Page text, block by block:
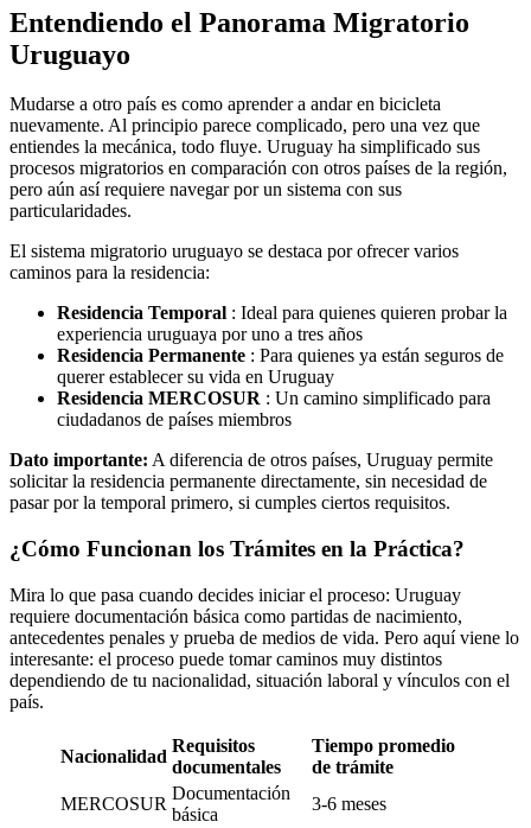
Entendiendo el Panorama Migratorio
Uruguayo
Mudarse a otro país es como aprender a andar en bicicleta
nuevamente. Al principio parece complicado, pero una vez que
entiendes la mecánica, todo fluye. Uruguay ha simplificado sus
procesos migratorios en comparación con otros países de la región,
pero aún así requiere navegar por un sistema con sus
particularidades.
El sistema migratorio uruguayo se destaca por ofrecer varios
caminos para la residencia:
Residencia Temporal : Ideal para quienes quieren probar la
experiencia uruguaya por uno a tres años
Residencia Permanente : Para quienes ya están seguros de
querer establecer su vida en Uruguay
Residencia MERCOSUR : Un camino simplificado para
ciudadanos de países miembros
Dato importante: A diferencia de otros países, Uruguay permite
solicitar la residencia permanente directamente, sin necesidad de
pasar por la temporal primero, si cumples ciertos requisitos.
¿Cómo Funcionan los Trámites en la Práctica?
Mira lo que pasa cuando decides iniciar el proceso: Uruguay
requiere documentación básica como partidas de nacimiento,
antecedentes penales y prueba de medios de vida. Pero aquí viene lo
interesante: el proceso puede tomar caminos muy distintos
dependiendo de tu nacionalidad, situación laboral y vínculos con el
país.
Nacionalidad
Requisitos
documentales
Tiempo promedio
de trámite
MERCOSUR
Documentación
básica
3-6 meses